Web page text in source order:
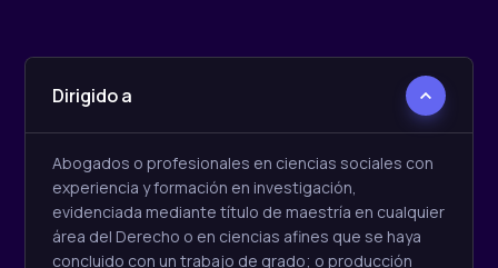
Dirigido a
Abogados o profesionales en ciencias sociales con
experiencia y formación en investigación,
evidenciada mediante título de maestría en cualquier
área del Derecho o en ciencias afines que se haya
concluido con un trabajo de grado; o producción